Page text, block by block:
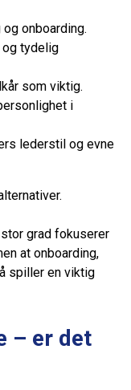
onboarding.
og tydelig
som viktig.
i
lederstil og evne
grad fokuserer
at onboarding,
spiller en viktig
– er det